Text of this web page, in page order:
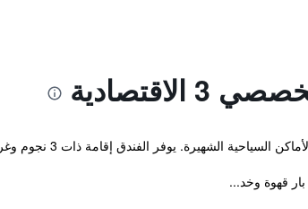
الشهيرة. يوفر الفندق إقامة ذات 3 نجوم وغرفاً مكيفة.
قهوة وخد...